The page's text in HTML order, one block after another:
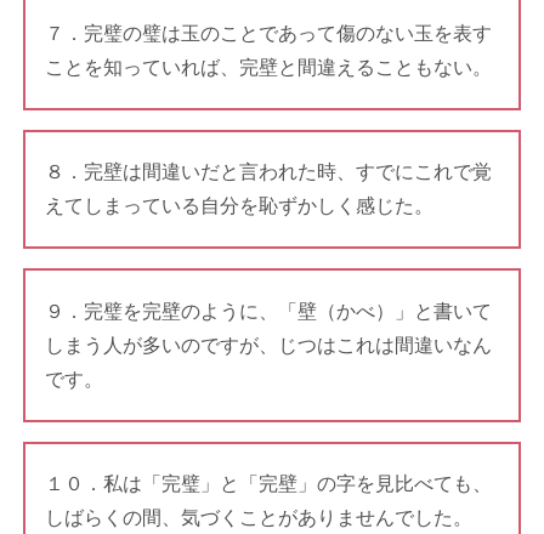
７．完璧の璧は玉のことであって傷のない玉を表す
ことを知っていれば、完壁と間違えることもない。
８．完壁は間違いだと言われた時、すでにこれで覚
えてしまっている自分を恥ずかしく感じた。
９．完璧を完壁のように、「壁（かべ）」と書いて
しまう人が多いのですが、じつはこれは間違いなん
です。
１０．私は「完璧」と「完壁」の字を見比べても、
しばらくの間、気づくことがありませんでした。